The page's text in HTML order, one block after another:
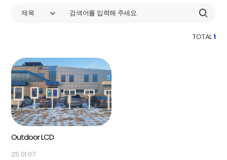
제목
TOTAL1
Outdoor LCD
25.01.07